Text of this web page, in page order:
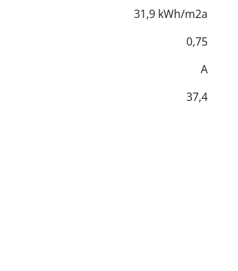
setzen sich zusammen aus
31,9 kWh/m2a
0,75
A
37,4